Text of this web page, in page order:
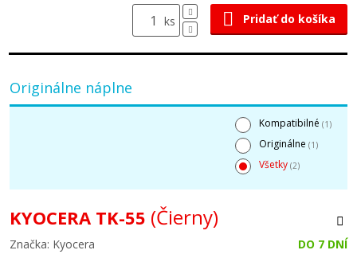
ks Pridať do košíka
Originálne náplne
Kompatibilné (1)
Originálne (1)
Všetky (2)
KYOCERA TK-55 (Čierny)
Značka: Kyocera
DO 7 DNÍ